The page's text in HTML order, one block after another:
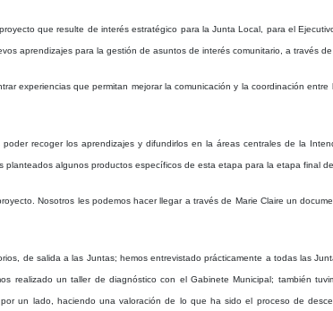
que resulte de interés estratégico para la Junta Local, para el
aprendizajes para la gestión de asuntos de interés comunitario, a través
experiencias que permitan mejorar la comunicación y la coordinación
recoger los aprendizajes y difundirlos en la áreas centrales de la
algunos productos específicos de esta etapa para la etapa final
Nosotros les podemos hacer llegar a través de Marie Claire un
de salida a las Juntas; hemos entrevistado prácticamente a todas las
realizado un taller de diagnóstico con el Gabinete Municipal; también
un lado, haciendo una valoración de lo que ha sido el proceso de